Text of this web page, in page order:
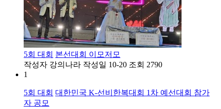
5회 대회 본선대회 이모저모
작성자 강의나라 작성일 10-20 조회 2790
1
5회 대회 대한민국 K-선비한복대회 1차 예선대회 참가
자 공모